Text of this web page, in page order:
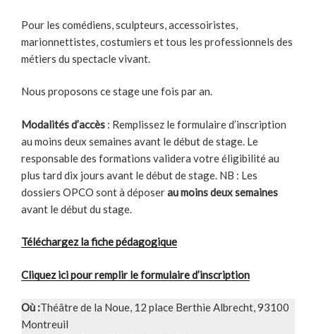
Pour les comédiens, sculpteurs, accessoiristes,
marionnettistes, costumiers et tous les professionnels des
métiers du spectacle vivant.
Nous proposons ce stage une fois par an.
Modalités d’accès : Remplissez le formulaire d’inscription
au moins deux semaines avant le début de stage. Le
responsable des formations validera votre éligibilité au
plus tard dix jours avant le début de stage. NB : Les
dossiers OPCO sont à déposerau moins deux semaines
avant le début du stage.
Téléchargez la fiche pédagogique
Cliquez ici pour remplir le formulaire d’inscription
Où :Théâtre de la Noue, 12 place Berthie Albrecht, 93100
Montreuil